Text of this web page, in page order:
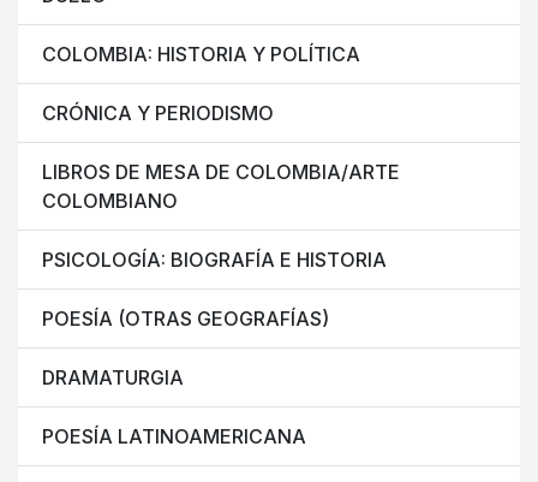
COLOMBIA: HISTORIA Y POLÍTICA
CRÓNICA Y PERIODISMO
LIBROS DE MESA DE COLOMBIA/ARTE
COLOMBIANO
PSICOLOGÍA: BIOGRAFÍA E HISTORIA
POESÍA (OTRAS GEOGRAFÍAS)
DRAMATURGIA
POESÍA LATINOAMERICANA